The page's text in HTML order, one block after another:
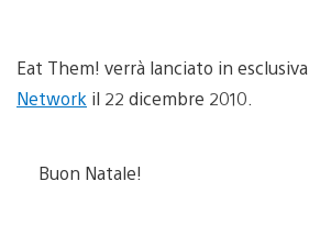
Eat Them! verrà lanciato in
Network il 22 dicembre 2010.
Buon Natale!